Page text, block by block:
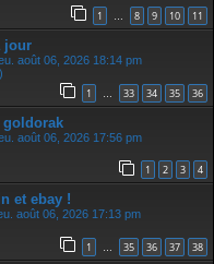
1 … 8 9 10 11
jour
août 06, 2026 18:14 pm
1 … 33 34 35 36
goldorak
août 06, 2026 17:56 pm
1 2 3 4
et ebay !
août 06, 2026 17:13 pm
1 … 35 36 37 38